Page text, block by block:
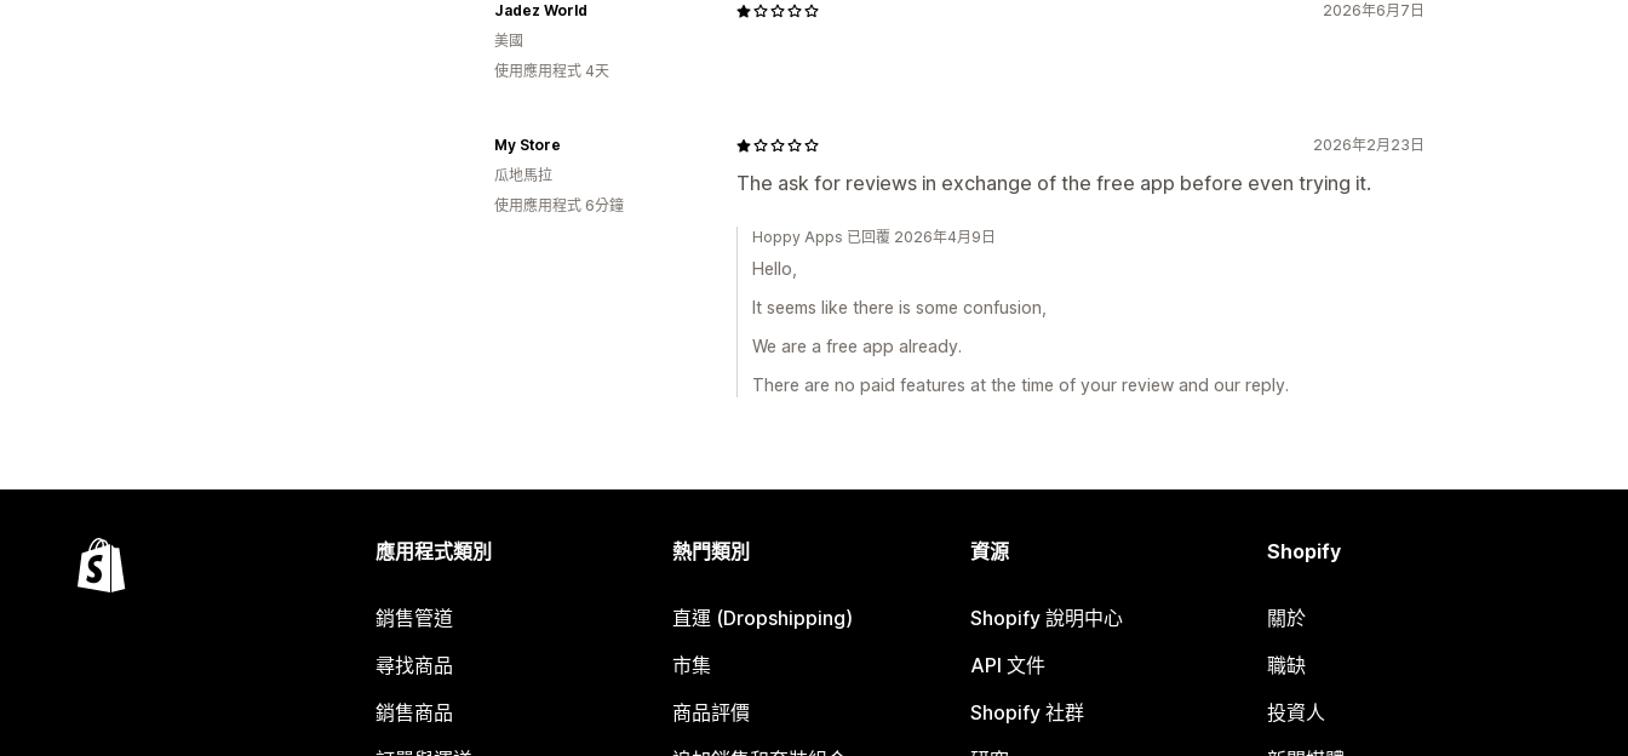
2026年6月7日
Jadez World
美國
使用應用程式 4天
2026年2月23日
The ask for reviews in exchange of the free app before even trying it.
My Store
瓜地馬拉
使用應用程式 6分鐘
Hoppy Apps 已回覆 2026年4月9日
Hello,
It seems like there is some confusion,
We are a free app already.
There are no paid features at the time of your review and our reply.
應用程式類別
銷售管道
尋找商品
銷售商品
熱門類別
直運 (Dropshipping)
市集
商品評價
資源
Shopify 說明中心
API 文件
Shopify 社群
Shopify
關於
職缺
投資人